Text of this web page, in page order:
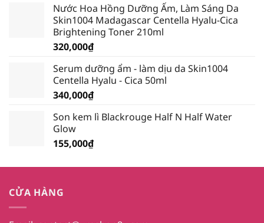
là:
389,000₫.
tại
là:
339,000₫.
Nước Hoa Hồng Dưỡng Ẩm, Làm Sáng Da
Skin1004 Madagascar Centella Hyalu-Cica
Brightening Toner 210ml
320,000₫
Serum dưỡng ẩm - làm dịu da Skin1004
Centella Hyalu - Cica 50ml
340,000₫
Son kem lì Blackrouge Half N Half Water
Glow
155,000₫
CỬA HÀNG